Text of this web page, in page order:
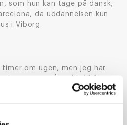
som hun kan tage på dansk,
da uddannelsen kun
i Viborg.
om ugen, men jeg har
har også snakket med dem
hun forhåbentligt bliver